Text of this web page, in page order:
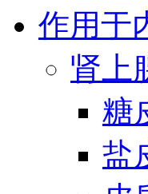
作用于
肾上
糖
盐